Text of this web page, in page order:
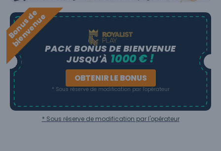
B
o
n
u
s
d
e
b
i
e
n
v
e
n
u
ePACK BONUS DE BIENVENUE
JUSQU'À 1000 € !
OBTENIR LE BONUS
* Sous réserve de modification par l'opérateur
* Sous réserve de modification par l'opérateur